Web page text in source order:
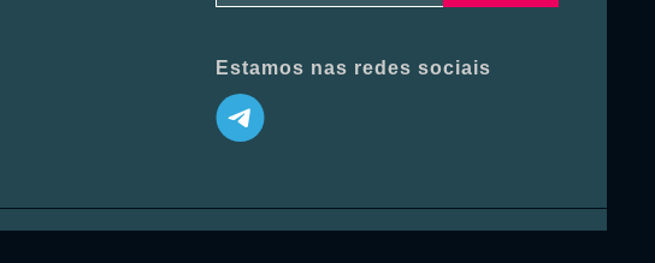
Estamos nas redes sociais